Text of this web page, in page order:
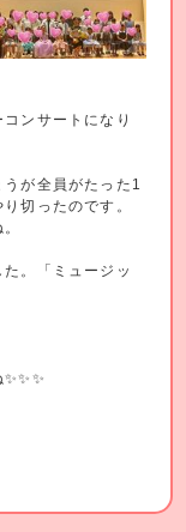
ンサートになり
が全員がたった1
切ったのです。
。「ミュージッ